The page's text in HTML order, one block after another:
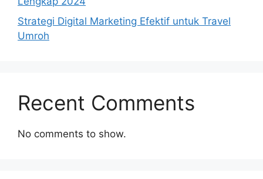
Strategi Digital Marketing Efektif untuk Travel
Umroh
Recent Comments
No comments to show.